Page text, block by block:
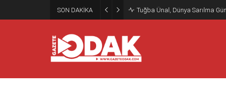
SON DAKİKA Tuğba Ünal, Dünya Sarılma